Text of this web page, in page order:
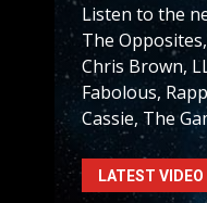
Listen to the
The
Chris Brown,
Fabolous,
Cassie, The
LATEST VIDEO